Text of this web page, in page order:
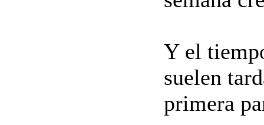
Y el
suelen
primera